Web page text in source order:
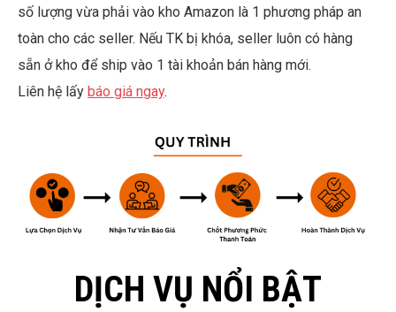
số lượng vừa phải vào kho Amazon là 1 phương pháp an
toàn cho các seller. Nếu TK bị khóa, seller luôn có hàng
sẵn ở kho để ship vào 1 tài khoản bán hàng mới.
Liên hệ lấy báo giá ngay.
DỊCH VỤ NỔI BẬT